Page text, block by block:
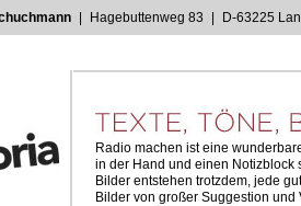
_ Hagebuttenweg 83 D-63225
Radio machen ist eine
in der Hand und einen Notizblock
Bilder entstehen trotzdem, jede
Bilder von großer Suggestion